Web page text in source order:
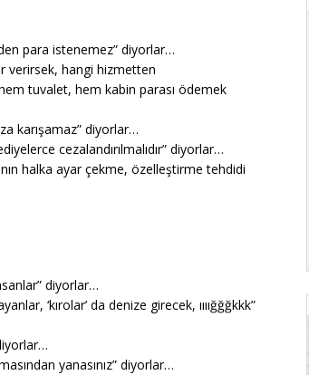
para istenemez” diyorlar…
verirsek, hangi hizmetten
tuvalet, hem kabin parası ödemek
karışamaz” diyorlar…
cezalandırılmalıdır” diyorlar…
halka ayar çekme, özelleştirme tehdidi
diyorlar…
‘kırolar’ da denize girecek, ıııığğğkkk”
yanasınız” diyorlar…